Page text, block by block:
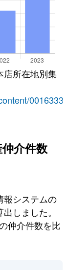
所在地別集
介件数
報システムの
しました。
仲介件数を比